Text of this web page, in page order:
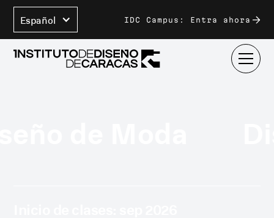
Español IDC Campus: Entra ahora